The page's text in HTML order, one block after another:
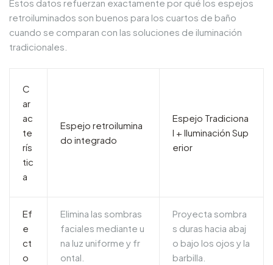
Estos datos refuerzan exactamente por qué los espejos
retroiluminados son buenos para los cuartos de baño
cuando se comparan con las soluciones de iluminación
tradicionales.
C
ar
ac
te
rís
tic
a
Espejo retroilumina
do integrado
Espejo Tradiciona
l + Iluminación Sup
erior
Ef
e
ct
o
Elimina las sombras
faciales mediante u
na luz uniforme y fr
ontal.
Proyecta sombra
s duras hacia abaj
o bajo los ojos y la
barbilla.